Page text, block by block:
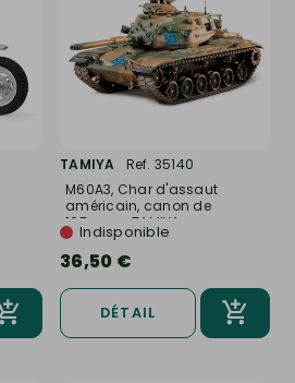
TAMIYA
Ref. 35140
M60A3, Char d'assaut
américain, canon de
105mm - TAMIYA...
Indisponible
36,50 €
DÉTAIL